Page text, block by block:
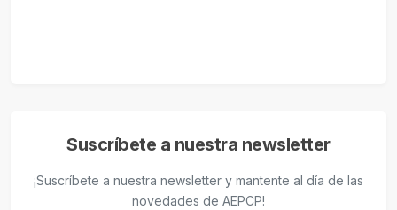
Suscríbete a nuestra newsletter
¡Suscríbete a nuestra newsletter y mantente al día de las
novedades de AEPCP!